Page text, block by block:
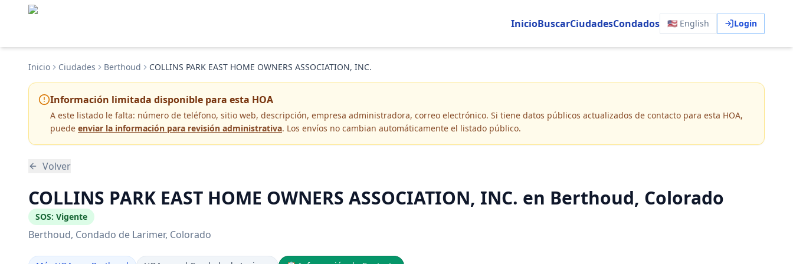
InicioBuscarCiudadesCondados 🇺🇸 English Login
Inicio Ciudades Berthoud COLLINS PARK EAST HOME OWNERS ASSOCIATION, INC.
Información limitada disponible para esta HOA
A este listado le falta: número de teléfono, sitio web, descripción, empresa administradora, correo electrónico. Si tiene datos públicos actualizados de contacto para esta HOA,
puede enviar la información para revisión administrativa. Los envíos no cambian automáticamente el listado público.
Volver
COLLINS PARK EAST HOME OWNERS ASSOCIATION, INC. en Berthoud, Colorado
SOS: Vigente
Berthoud, Condado de Larimer, Colorado